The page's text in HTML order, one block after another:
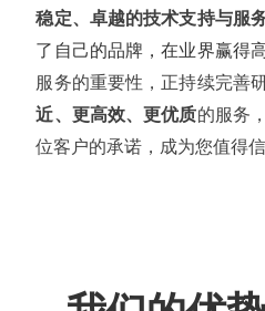
稳定、卓越的技术支持与服
了自己的品牌，在业界赢得
服务的重要性，正持续完善
近、更高效、更优质的服务
位客户的承诺，成为您值得